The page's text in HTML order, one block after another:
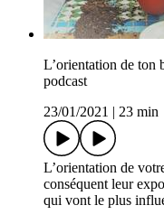
L’orientation de ton
podcast
23/01/2021
23 min
L’orientation de
conséquent leur
qui vont le plus